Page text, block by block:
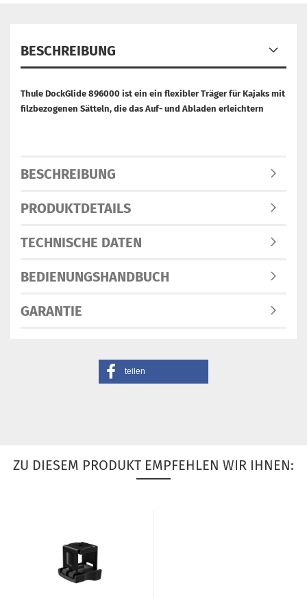
BESCHREIBUNG
Thule DockGlide 896000 ist ein ein flexibler Träger für Kajaks mit
filzbezogenen Sätteln, die das Auf- und Abladen erleichtern
BESCHREIBUNG
PRODUKTDETAILS
TECHNISCHE DATEN
BEDIENUNGSHANDBUCH
GARANTIE
teilen
ZU DIESEM PRODUKT EMPFEHLEN WIR IHNEN: